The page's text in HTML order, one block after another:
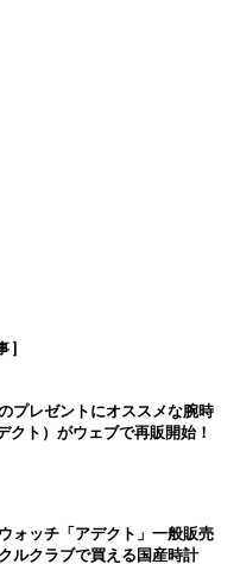
]
プレゼントにオススメな腕時
クト）がウェブで再販開始！
ォッチ「アデクト」一般販売
ルクラブで買える国産時計